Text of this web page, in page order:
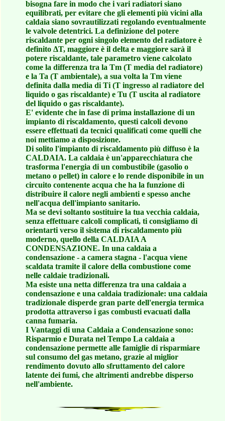
bisogna fare in modo che i vari radiatori siano
equilibrati, per evitare che gli elementi più vicini alla
caldaia siano sovrautilizzati regolando eventualmente
le valvole detentrici. La definizione del potere
riscaldante per ogni singolo elemento del radiatore è
definito ΔT, maggiore è il delta e maggiore sarà il
potere riscaldante, tale parametro viene calcolato
come la differenza tra la Tm (T media del radiatore)
e la Ta (T ambientale), a sua volta la Tm viene
definita dalla media di Ti (T ingresso al radiatore del
liquido o gas riscaldante) e Tu (T uscita al radiatore
del liquido o gas riscaldante).
E' evidente che in fase di prima installazione di un
impianto di riscaldamento, questi calcoli devono
essere effettuati da tecnici qualificati come quelli che
noi mettiamo a disposizione.
Di solito l'impianto di riscaldamento più diffuso è la
CALDAIA. La caldaia è un'apparecchiatura che
trasforma l'energia di un combustibile (gasolio o
metano o pellet) in calore e lo rende disponibile in un
circuito contenente acqua che ha la funzione di
distribuire il calore negli ambienti e spesso anche
nell'acqua dell'impianto sanitario.
Ma se devi soltanto sostituire la tua vecchia caldaia,
senza effettuare calcoli complicati, ti consigliamo di
orientarti verso il sistema di riscaldamento più
moderno, quello della CALDAIA A
CONDENSAZIONE. In una caldaia a
condensazione - a camera stagna - l'acqua viene
scaldata tramite il calore della combustione come
nelle caldaie tradizionali.
Ma esiste una netta differenza tra una caldaia a
condensazione e una caldaia tradizionale: una caldaia
tradizionale disperde gran parte dell'energia termica
prodotta attraverso i gas combusti evacuati dalla
canna fumaria.
I Vantaggi di una Caldaia a Condensazione sono:
Risparmio e Durata nel Tempo La caldaia a
condensazione permette alle famiglie di risparmiare
sul consumo del gas metano, grazie al miglior
rendimento dovuto allo sfruttamento del calore
latente dei fumi, che altrimenti andrebbe disperso
nell'ambiente.